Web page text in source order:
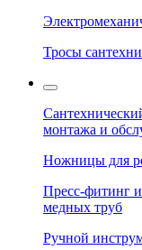
Тросы
монтажа и
Ножницы для
Пресс-фитинг
медных труб
Ручной